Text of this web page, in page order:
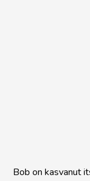
Bob on kasvanut